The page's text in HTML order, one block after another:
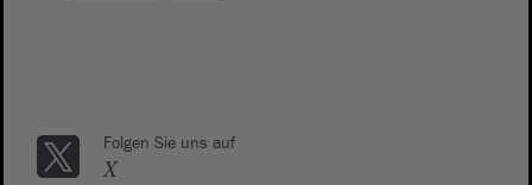
Folgen Sie uns auf
X